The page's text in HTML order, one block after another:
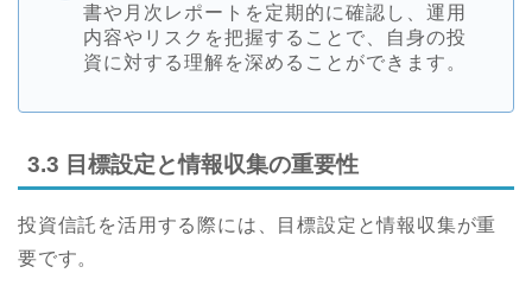
書や月次レポートを定期的に確認し、運用
内容やリスクを把握することで、自身の投
資に対する理解を深めることができます。
3.3 目標設定と情報収集の重要性
投資信託を活用する際には、目標設定と情報収集が重
要です。